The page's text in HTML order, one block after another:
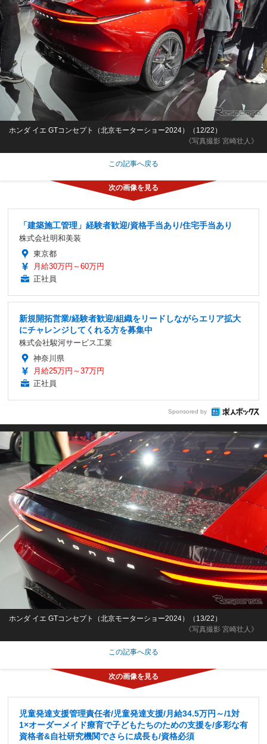
《写真撮影 宮崎壮人》
ホンダ イエ GTコンセプト（北京モーターショー2024）（12/22）
この記事へ戻る
「建築施工管理」経験者歓迎/資格手当あり/住宅手当あり
株式会社明和美装
東京都
月給30万円～60万円
正社員
新規開拓営業/経験者歓迎/組織をリードしながらエリア拡大
にチャレンジしてくれる方を募集中
株式会社駿河サービス工業
神奈川県
月給25万円～37万円
正社員
Sponsored by
《写真撮影 宮崎壮人》
ホンダ イエ GTコンセプト（北京モーターショー2024）（13/22）
この記事へ戻る
児童発達支援管理責任者/児童発達支援/月給34.5万円～/1対
1×オーダーメイド療育で子どもたちのための支援を/多彩な有
資格者&自社研究機関でさらに成長も/資格必須